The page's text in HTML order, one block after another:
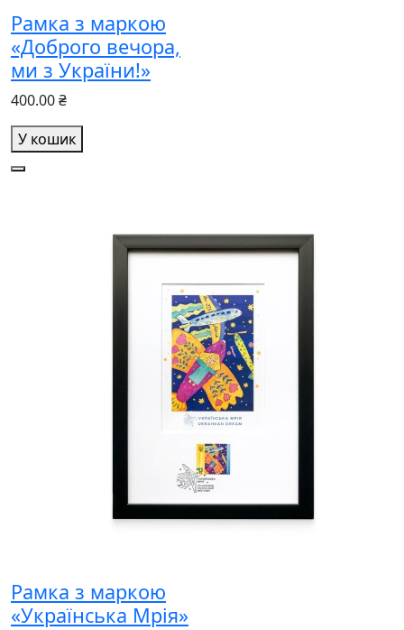
Рамка з маркою
«Доброго вечора,
ми з України!»
400.00 ₴
У кошик
Рамка з маркою
«Українська Мрія»